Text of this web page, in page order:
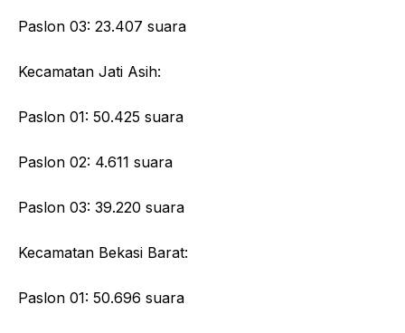
Paslon 03: 23.407 suara
Kecamatan Jati Asih:
Paslon 01: 50.425 suara
Paslon 02: 4.611 suara
Paslon 03: 39.220 suara
Kecamatan Bekasi Barat:
Paslon 01: 50.696 suara